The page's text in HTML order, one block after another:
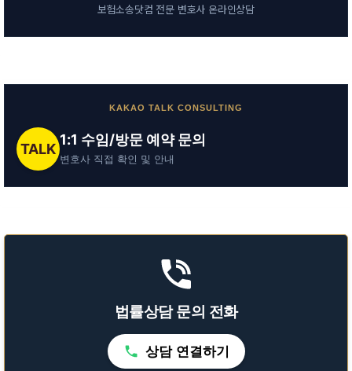
보험소송닷컴 전문 변호사 온라인상담
KAKAO TALK CONSULTING
TALK
1:1 수임/방문 예약 문의
변호사 직접 확인 및 안내
법률상담 문의 전화
상담 연결하기